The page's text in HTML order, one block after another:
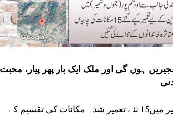
ہوں گی اور ملک ایک بار پھر پیار، محبت
نئی دہلی :آج پہلے مرحلے میں ادھم پور جموں و کشمیر میں15 نئے تعمیر شدہ مکانات کی تقسیم کے